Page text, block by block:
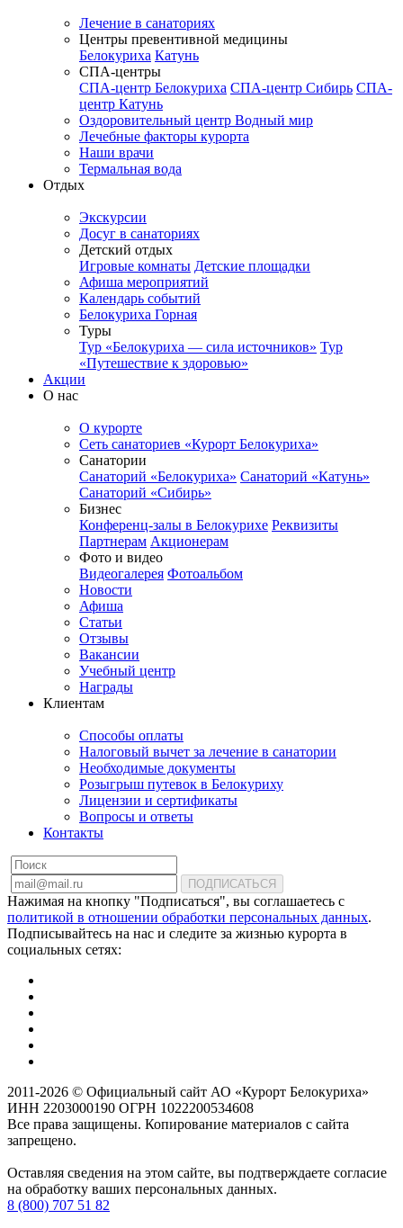
Лечение в санаториях
Центры превентивной медицины
Белокуриха Катунь
СПА-центры
СПА-центр Белокуриха СПА-центр Сибирь СПА-
центр Катунь
Оздоровительный центр Водный мир
Лечебные факторы курорта
Наши врачи
Термальная вода
Отдых
Экскурсии
Досуг в санаториях
Детский отдых
Игровые комнаты Детские площадки
Афиша мероприятий
Календарь событий
Белокуриха Горная
Туры
Тур «Белокуриха — сила источников» Тур
«Путешествие к здоровью»
Акции
О нас
О курорте
Сеть санаториев «Курорт Белокуриха»
Санатории
Санаторий «Белокуриха» Санаторий «Катунь»
Санаторий «Сибирь»
Бизнес
Конференц-залы в Белокурихе Реквизиты
Партнерам Акционерам
Фото и видео
Видеогалерея Фотоальбом
Новости
Афиша
Статьи
Отзывы
Вакансии
Учебный центр
Награды
Клиентам
Способы оплаты
Налоговый вычет за лечение в санатории
Необходимые документы
Розыгрыш путевок в Белокуриху
Лицензии и сертификаты
Вопросы и ответы
Контакты
ПОДПИСАТЬСЯ
Нажимая на кнопку "Подписаться", вы соглашаетесь с
политикой в отношении обработки персональных данных.
Подписывайтесь на нас и следите за жизнью курорта в
социальных сетях:
2011-2026 © Официальный сайт АО «Курорт Белокуриха»
ИНН 2203000190 ОГРН 1022200534608
Все права защищены. Копирование материалов с сайта
запрещено.
Оставляя сведения на этом сайте, вы подтверждаете согласие
на обработку ваших персональных данных.
8 (800) 707 51 82